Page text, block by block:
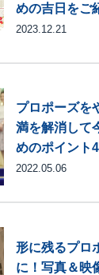
めの吉日をご
2023.12.21
プロポーズを
満を解消して
めのポイント
2022.05.06
形に残るプロ
に！写真＆映